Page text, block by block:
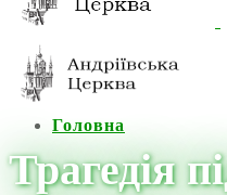
Головна
Трагедія